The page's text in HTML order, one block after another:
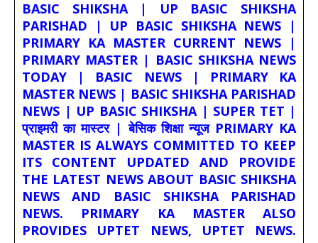
BASIC SHIKSHA | UP BASIC SHIKSHA
PARISHAD | UP BASIC SHIKSHA NEWS |
PRIMARY KA MASTER CURRENT NEWS |
PRIMARY MASTER | BASIC SHIKSHA NEWS
TODAY | BASIC NEWS | PRIMARY KA
MASTER NEWS | BASIC SHIKSHA PARISHAD
NEWS | UP BASIC SHIKSHA | SUPER TET |
प्राइमरी का मास्टर | बेसिक शिक्षा न्यूज PRIMARY KA
MASTER IS ALWAYS COMMITTED TO KEEP
ITS CONTENT UPDATED AND PROVIDE
THE LATEST NEWS ABOUT BASIC SHIKSHA
NEWS AND BASIC SHIKSHA PARISHAD
NEWS. PRIMARY KA MASTER ALSO
PROVIDES UPTET NEWS, UPTET NEWS.